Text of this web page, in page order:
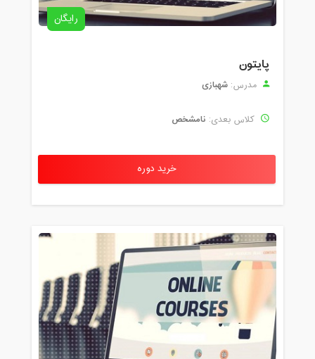
رایگان
پایتون
مدرس: شهبازی
کلاس بعدی: نامشخص
خرید دوره